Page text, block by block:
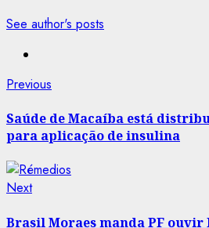
See author's posts
Post
navigation
Previous
Saúde de Macaíba está
para aplicação de insulina
NextNext
Brasil Moraes manda PF ouvir